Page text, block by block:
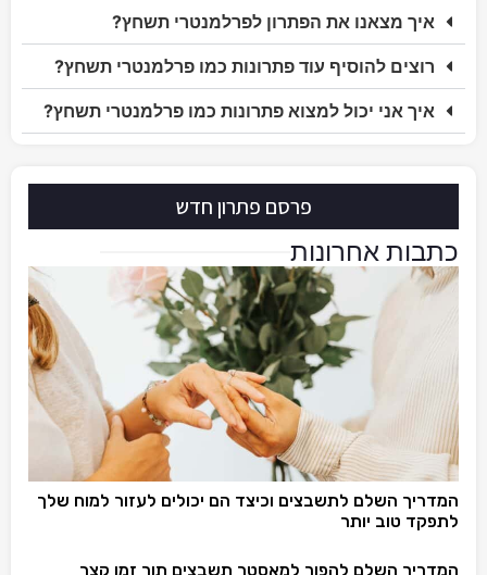
איך מצאנו את הפתרון לפרלמנטרי תשחץ?
רוצים להוסיף עוד פתרונות כמו פרלמנטרי תשחץ?
איך אני יכול למצוא פתרונות כמו פרלמנטרי תשחץ?
פרסם פתרון חדש
כתבות אחרונות
המדריך השלם לתשבצים וכיצד הם יכולים לעזור למוח שלך
לתפקד טוב יותר
המדריך השלם להפוך למאסטר תשבצים תוך זמן קצר